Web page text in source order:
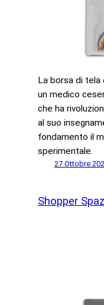
La borsa di tela
un medico
che ha
al suo
fondamento il
sperimentale.
27 Ottobre
Shopper